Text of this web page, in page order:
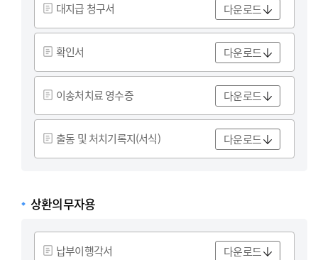
대지급 청구서 다운로드
확인서 다운로드
이송처치료 영수증 다운로드
출동 및 처치기록지(서식) 다운로드
상환의무자용
납부이행각서 다운로드